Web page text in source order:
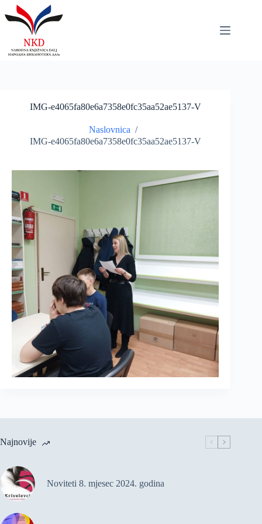
to
content
IMG-e4065fa80e6a7358e0fc35aa52ae5137-V
Naslovnica /
IMG-e4065fa80e6a7358e0fc35aa52ae5137-V
Najnovije
Noviteti 8. mjesec 2024. godina